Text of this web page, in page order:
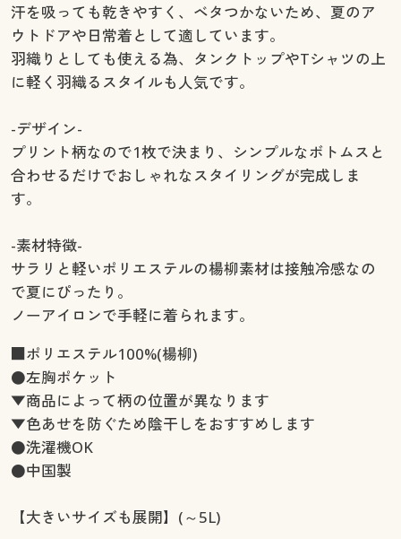
汗を吸っても乾きやすく、ベタつかないため、夏のア
ウトドアや日常着として適しています。
羽織りとしても使える為、タンクトップやTシャツの上
に軽く羽織るスタイルも人気です。
-デザイン-
プリント柄なので1枚で決まり、シンプルなボトムスと
合わせるだけでおしゃれなスタイリングが完成しま
す。
-素材特徴-
サラリと軽いポリエステルの楊柳素材は接触冷感なの
で夏にぴったり。
ノーアイロンで手軽に着られます。
■ポリエステル100%(楊柳)
●左胸ポケット
▼商品によって柄の位置が異なります
▼色あせを防ぐため陰干しをおすすめします
●洗濯機OK
●中国製
【大きいサイズも展開】(～5L)